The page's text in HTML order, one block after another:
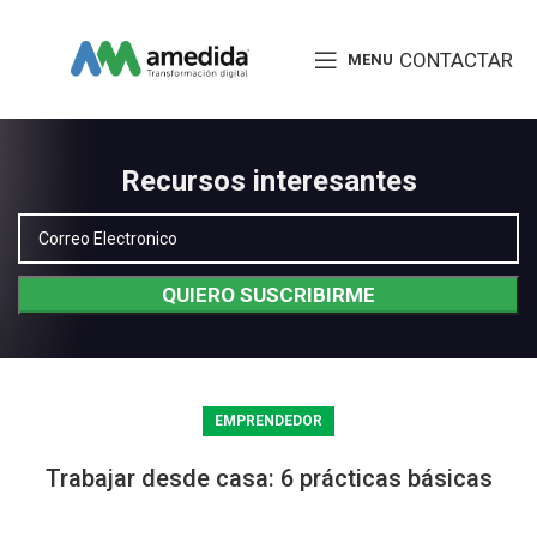
MENU CONTACTAR
Recursos interesantes
EMPRENDEDOR
Trabajar desde casa: 6 prácticas básicas